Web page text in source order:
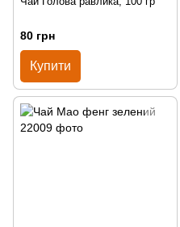
80 грн
Купити